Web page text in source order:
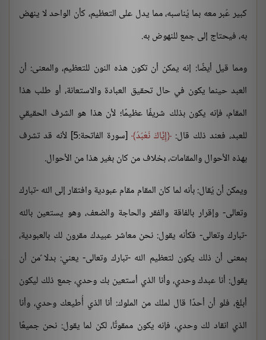
كبير عُبر معه بما يُناسبه، مما يدل على التعظيم، كأن الواحد لا ينهض
به، فيحتاج إلى جمع للنهوض به.
ومما قيل أيضًا: إنه يمكن أن تكون هذه النون للتعظيم، والمعنى: أن
العبد حينما يكون في حال تحقيق العبادة والاستعانة، أو طلب هذا
المقام، فإنه يكون بذلك شريفًا عظيمًا؛ لأن هذا هو الشرف الحقيقي
للعبد، فعند ذلك قال: إِيَّاكَ نَعْبُدُ
[سورة الفاتحة:5] لأنه قد تشرف
بهذه الأحوال والمقامات، بخلاف من كان بغير هذا من الأحوال.
ويمكن أن يُقال: بأنه لما كان المقام مقام عبودية وافتقار إلى الله -تبارك
وتعالى- وإقرار بالفاقة والفقر والحاجة والضعف، وهو يستعين بالله
-تبارك وتعالى- فكأنه يقول: نحن معاشر عبيدك مقرون لك بالعبودية،
بمعنى أن ذلك يكون لتعظيم الله -تبارك وتعالى- يعني: بدلا ًمن أن
يقول: أنا عبدك وحدي، وأنا الذي أستعين بك وحدي، جمع ذلك ليكون
أبلغ، فلو أن أحدًا قال لملك من الملوك: أنا الذي أُطيعك وحدي، وأنا
الذي انقاد لك وحدي، فإنه يكون ممقوتًا، لكن لما يقول: نحن جميعًا